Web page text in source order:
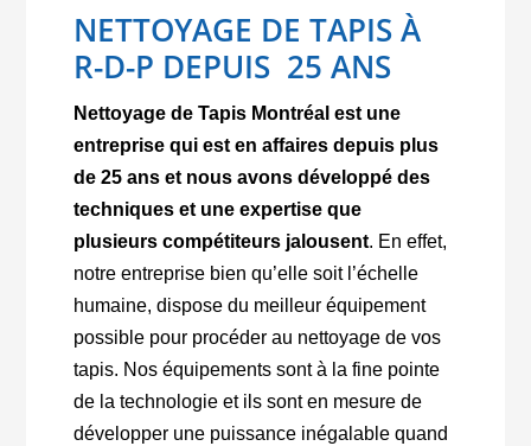
NETTOYAGE DE TAPIS À
R-D-P DEPUIS 25 ANS
Nettoyage de Tapis Montréal est une
entreprise qui est en affaires depuis plus
de 25 ans et nous avons développé des
techniques et une expertise que
plusieurs compétiteurs jalousent. En effet,
notre entreprise bien qu’elle soit l’échelle
humaine, dispose du meilleur équipement
possible pour procéder au nettoyage de vos
tapis. Nos équipements sont à la fine pointe
de la technologie et ils sont en mesure de
développer une puissance inégalable quand